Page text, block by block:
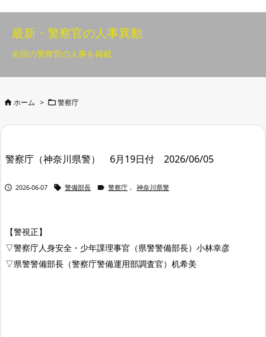
最新・警察官の人事異動
全国の警察官の人事を掲載
 ホーム >  警察庁
警察庁（神奈川県警） 6月19日付 2026/06/05
 2026-06-07  警備部長  警察庁 , 神奈川県警
【警視正】
▽警察庁人身安全・少年課理事官（県警警備部長）小林幸彦
▽県警警備部長（警察庁警備運用部調査官）机希美